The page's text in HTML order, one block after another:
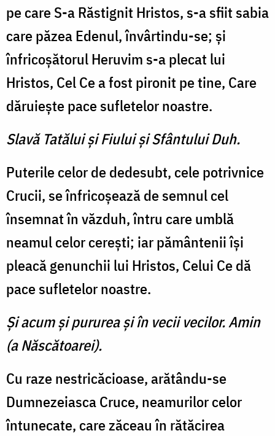
pe care S-a Răstignit Hristos, s-a sfiit sabia
care păzea Edenul, învârtindu-se; şi
înfricoşătorul Heruvim s-a plecat lui
Hristos, Cel Ce a fost pironit pe tine, Care
dăruieşte pace sufletelor noastre.
Slavă Tatălui şi Fiului şi Sfântului Duh.
Puterile celor de dedesubt, cele potrivnice
Crucii, se înfricoşează de semnul cel
însemnat în văzduh, întru care umblă
neamul celor cereşti; iar pământenii îşi
pleacă genunchii lui Hristos, Celui Ce dă
pace sufletelor noastre.
Şi acum şi pururea şi în vecii vecilor. Amin
(a Născătoarei).
Cu raze nestricăcioase, arătându-se
Dumnezeiasca Cruce, neamurilor celor
întunecate, care zăceau în rătăcirea